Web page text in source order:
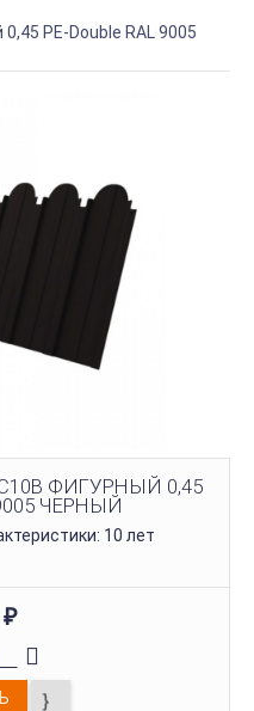
PE-Double RAL 9005
ФИГУРНЫЙ 0,45
9005 ЧЕРНЫЙ
10 лет
₽